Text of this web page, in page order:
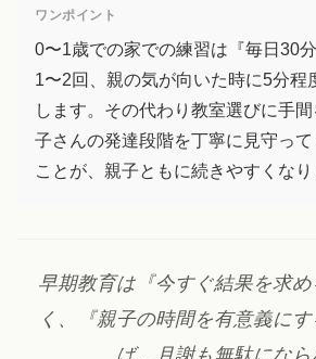
ワンポイント
0〜1歳での家での練習は『毎日30
1〜2回、親の気が向いた時に5分程
します。その代わり教室選びに手
子さんの発達段階を丁寧に見守っ
ことが、親子ともに続きやすくなり
早期教育は『今すぐ結果を求
く、『親子の時間を有意義に
ば、月謝も無駄になら